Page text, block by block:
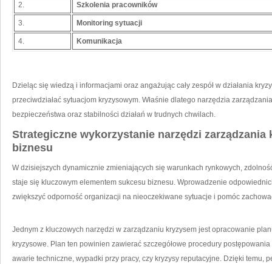
2. Szkolenia pracowników
3. Monitoring sytuacji
4. Komunikacja
Dzieląc ⁣się wiedzą i informacjami oraz angażując cały zespół w działania
przeciwdziałać ⁢sytuacjom kryzysowym. Właśnie dlatego narzędzia
bezpieczeństwa oraz stabilności działań w trudnych chwilach.
Strategiczne wykorzystanie narzędzi
biznesu
W dzisiejszych dynamicznie zmieniających ‍się​ warunkach rynkowych,
staje się kluczowym elementem‍ sukcesu‌ biznesu. Wprowadzenie
zwiększyć odporność organizacji na nieoczekiwane sytuacje ⁤i pomóc
Jednym ​z kluczowych narzędzi w zarządzaniu kryzysem jest opracowanie
kryzysowe. Plan ten powinien zawierać szczegółowe procedury
awarie techniczne, wypadki przy pracy,​ czy kryzysy ⁣reputacyjne. Dzięki temu,